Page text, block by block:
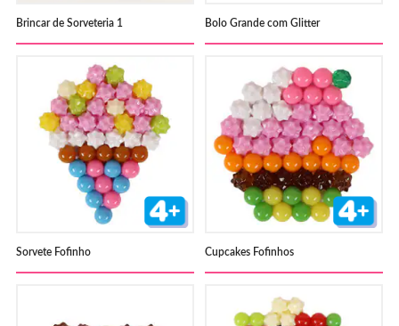
Brincar de Sorveteria 1 Bolo Grande com Glitter
Sorvete Fofinho Cupcakes Fofinhos